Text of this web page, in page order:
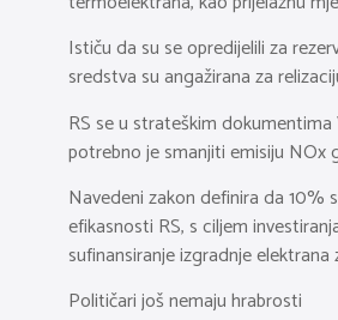
Ističu da su se opredijelili za
sredstva su angažirana za
RS se u strateškim
potrebno je smanjiti emisiju NOx
Navedeni zakon definira da 10%
efikasnosti RS, s ciljem
sufinansiranje izgradnje
Političari još nemaju hrabrosti